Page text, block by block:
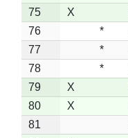
75
X
76
*
77
*
78
*
79
X
80
X
81